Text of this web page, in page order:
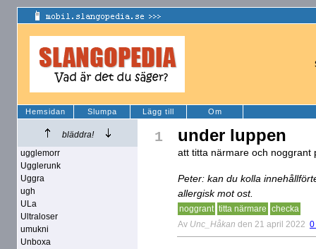
Hemsidan Slumpa Lägg till Om
bläddra!
ugglemorr
Ugglerunk
Uggra
ugh
ULa
Ultraloser
umukni
Unboxa
1 under luppen
att titta närmare och noggrant
Peter: kan du kolla
allergisk mot ost.
noggrant titta närmare checka
Av Unc_Håkan den 21 april 2022 0